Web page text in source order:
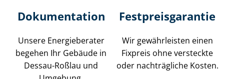
Dokumentation
Unsere Energieberater
begehen Ihr Gebäude in
Dessau-Roßlau und
Fest­preis­ga­ran­tie
Wir gewährleisten einen
Fixpreis ohne versteckte
oder nachträgliche Kosten.